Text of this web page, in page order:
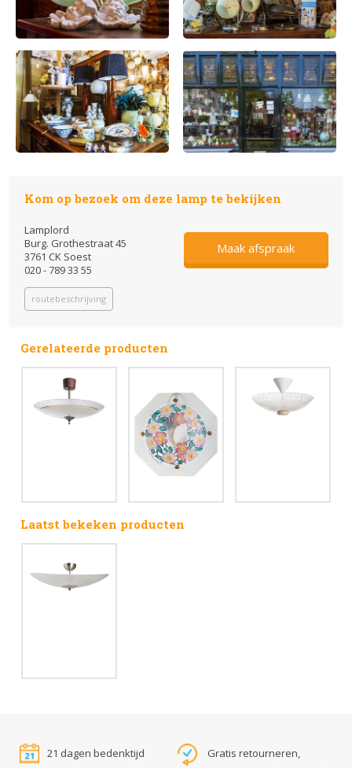
Kom op bezoek om deze lamp te bekijken
Lamplord
Burg. Grothestraat 45
3761 CK Soest
020 - 789 33 55
routebeschrijving
Maak afspraak
Gerelateerde producten
Laatst bekeken producten
21 dagen bedenktijd
Gratis retourneren,